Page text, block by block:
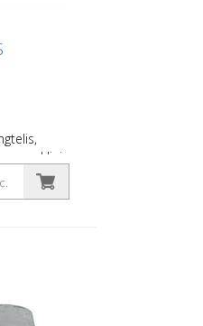
gaminio
raktu,